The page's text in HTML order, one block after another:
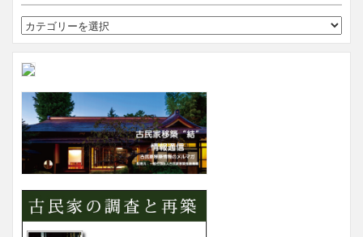
サ
イ
ト
内
カ
テ
ゴ
リ
ー
検